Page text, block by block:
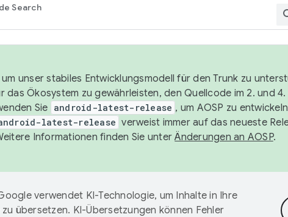
Search
unser stabiles Entwicklungsmodell für den Trunk zu
Ökosystem zu gewährleisten, den Quellcode im 2. und 4.
Sie android-latest-release , um AOSP zu
latest-release verweist immer auf das neueste
Informationen finden Sie unterÄnderungen an AOSP.
verwendet KI-Technologie, um Inhalte in Ihre
übersetzen. KI-Übersetzungen können Fehler